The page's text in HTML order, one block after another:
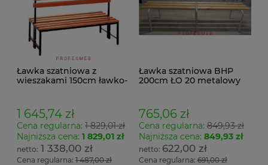
Ławka szatniowa z
wieszakami 150cm ławko-
1 645,74 zł
Cena regularna: 1 829,01 zł
Najniższa cena: 1 829,01 zł
1 338,00 zł
Cena regularna: 1 487,00 zł
Ławka szatniowa BHP
200cm ŁO 20 metalowy
765,06 zł
Cena regularna:849,93 zł
Najniższa cena: 849,93 zł
622,00 zł
Cena regularna:691,00 zł